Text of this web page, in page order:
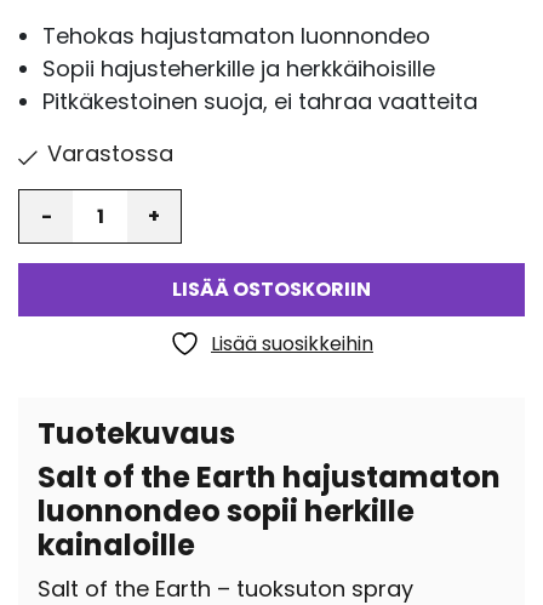
Tehokas hajustamaton luonnondeo
Sopii hajusteherkille ja herkkäihoisille
Pitkäkestoinen suoja, ei tahraa vaatteita
Varastossa
LISÄÄ OSTOSKORIIN
Lisää suosikkeihin
Tuotekuvaus
Salt of the Earth hajustamaton
luonnondeo sopii herkille
kainaloille
Salt of the Earth – tuoksuton spray